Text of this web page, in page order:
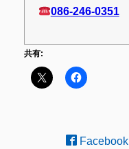
086-246-0351
共有:
Facebook